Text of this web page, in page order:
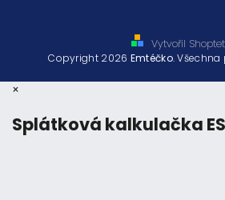
Vytvořil Shoptet
Copyright 2026 Emtéčko.
×
Splátková kalkulačka